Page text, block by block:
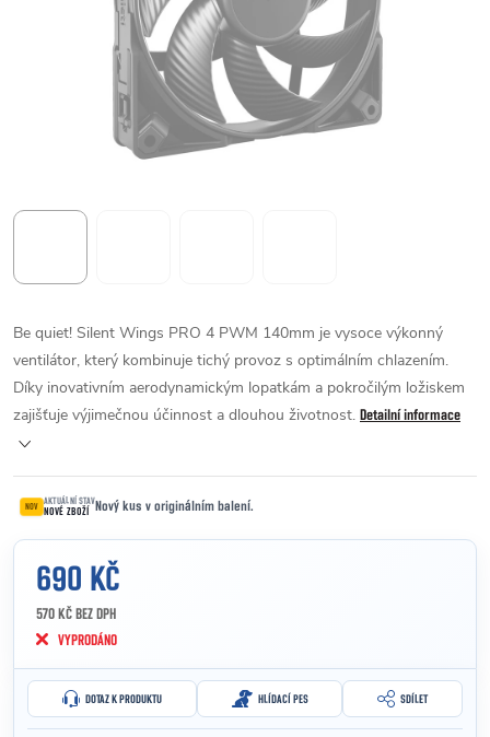
Be quiet! Silent Wings PRO 4 PWM 140mm je vysoce výkonný
ventilátor, který kombinuje tichý provoz s optimálním chlazením.
Díky inovativním aerodynamickým lopatkám a pokročilým ložiskem
zajišťuje výjimečnou účinnost a dlouhou životnost. Detailní informace
NOV AKTUÁLNÍ STAV
NOVÉ ZBOŽÍ Nový kus v originálním balení.
690 KČ
570 KČ BEZ DPH
Měrná cena:
VYPRODÁNO
DOTAZ K PRODUKTU HLÍDACÍ PES SDÍLET